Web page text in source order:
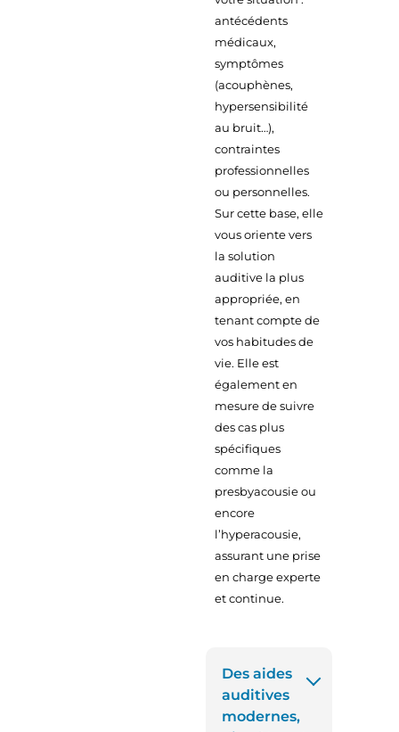
antécédents
médicaux,
symptômes
(acouphènes,
hypersensibilité
au bruit…),
contraintes
professionnelles
ou personnelles.
Sur cette base, elle
vous oriente vers
la solution
auditive la plus
appropriée, en
tenant compte de
vos habitudes de
vie. Elle est
également en
mesure de suivre
des cas plus
spécifiques
comme la
presbyacousie ou
encore
l’hyperacousie,
assurant une prise
en charge experte
et continue.
Des aides
auditives
modernes,